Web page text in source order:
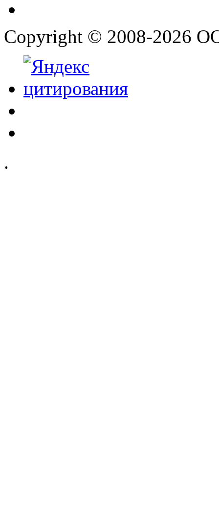
Copyright © 2008-2026
.